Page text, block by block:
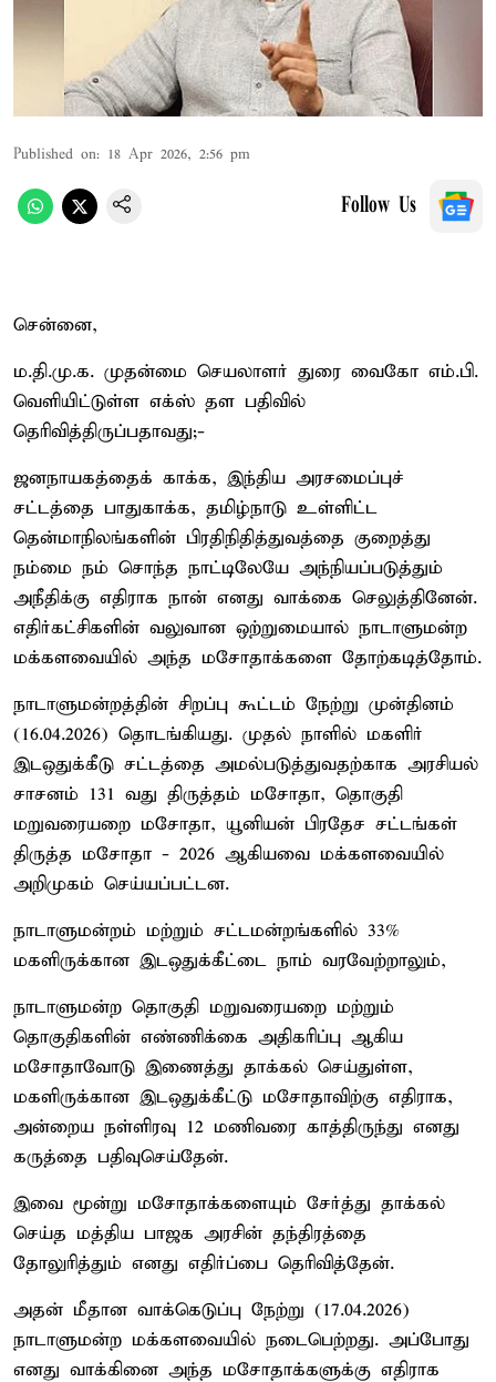
Published on: 18 Apr 2026, 2:56 pm
Follow Us
சென்னை,
ம.தி.மு.க. முதன்மை செயலாளர் துரை வைகோ எம்.பி.
வெளியிட்டுள்ள எக்ஸ் தள பதிவில்
தெரிவித்திருப்பதாவது;-
ஜனநாயகத்தைக் காக்க, இந்திய அரசமைப்புச்
சட்டத்தை பாதுகாக்க, தமிழ்நாடு உள்ளிட்ட
தென்மாநிலங்களின் பிரதிநிதித்துவத்தை குறைத்து
நம்மை நம் சொந்த நாட்டிலேயே அந்நியப்படுத்தும்
அநீதிக்கு எதிராக நான் எனது வாக்கை செலுத்தினேன்.
எதிர்கட்சிகளின் வலுவான ஒற்றுமையால் நாடாளுமன்ற
மக்களவையில் அந்த மசோதாக்களை தோற்கடித்தோம்.
நாடாளுமன்றத்தின் சிறப்பு கூட்டம் நேற்று முன்தினம்
(16.04.2026) தொடங்கியது. முதல் நாளில் மகளிர்
இடஒதுக்கீடு சட்டத்தை அமல்படுத்துவதற்காக அரசியல்
சாசனம் 131 வது திருத்தம் மசோதா, தொகுதி
மறுவரையறை மசோதா, யூனியன் பிரதேச சட்டங்கள்
திருத்த மசோதா - 2026 ஆகியவை மக்களவையில்
அறிமுகம் செய்யப்பட்டன.
நாடாளுமன்றம் மற்றும் சட்டமன்றங்களில் 33%
மகளிருக்கான இடஒதுக்கீட்டை நாம் வரவேற்றாலும்,
நாடாளுமன்ற தொகுதி மறுவரையறை மற்றும்
தொகுதிகளின் எண்ணிக்கை அதிகரிப்பு ஆகிய
மசோதாவோடு இணைத்து தாக்கல் செய்துள்ள,
மகளிருக்கான இடஒதுக்கீட்டு மசோதாவிற்கு எதிராக,
அன்றைய நள்ளிரவு 12 மணிவரை காத்திருந்து எனது
கருத்தை பதிவுசெய்தேன்.
இவை மூன்று மசோதாக்களையும் சேர்த்து தாக்கல்
செய்த மத்திய பாஜக அரசின் தந்திரத்தை
தோலுரித்தும் எனது எதிர்ப்பை தெரிவித்தேன்.
அதன் மீதான வாக்கெடுப்பு நேற்று (17.04.2026)
நாடாளுமன்ற மக்களவையில் நடைபெற்றது. அப்போது
எனது வாக்கினை அந்த மசோதாக்களுக்கு எதிராக